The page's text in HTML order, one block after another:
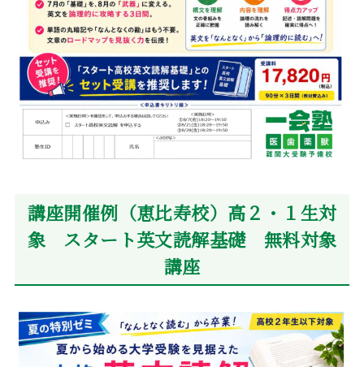
講座開催例（恵比寿校）高２・１生対
象 スタート英文読解基礎 無料対象
講座